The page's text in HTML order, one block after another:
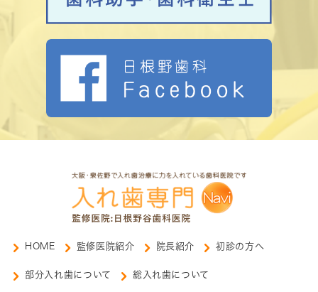
HOME 監修医院紹介 院長紹介 初診の方へ
部分入れ歯について 総入れ歯について